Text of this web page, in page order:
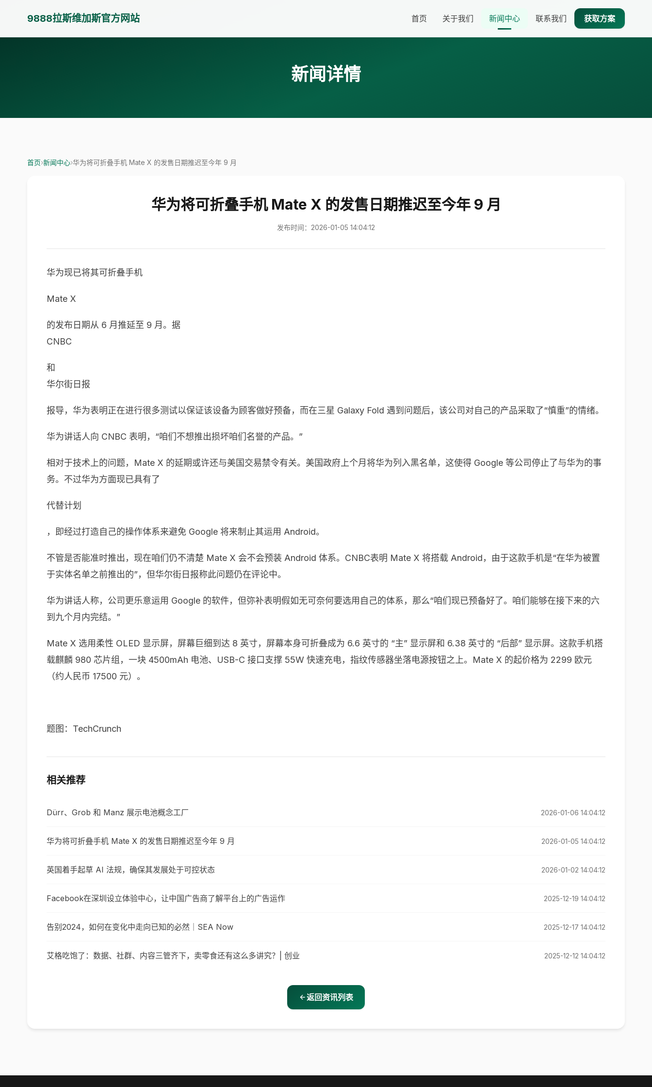
9888拉斯维加斯官方网站 首页 关于我们 新闻中心 联系我们 获取方案
新闻详情
首页›新闻中心›华为将可折叠手机 Mate X 的发售日期推迟至今年 9 月
华为将可折叠手机 Mate X 的发售日期推迟至今年 9 月
发布时间：2026-01-05 14:04:12
华为现已将其可折叠手机
Mate X
的发布日期从 6 月推延至 9 月。据
CNBC
和
华尔街日报
报导，华为表明正在进行很多测试以保证该设备为顾客做好预备，而在三星 Galaxy Fold 遇到问题后，该公司对自己的产品采取了“慎重”的情绪。
华为讲话人向 CNBC 表明，“咱们不想推出损坏咱们名誉的产品。”
相对于技术上的问题，Mate X 的延期或许还与美国交易禁令有关。美国政府上个月将华为列入黑名单，这使得 Google 等公司停止了与华为的事
务。不过华为方面现已具有了
代替计划
，即经过打造自己的操作体系来避免 Google 将来制止其运用 Android。
不管是否能准时推出，现在咱们仍不清楚 Mate X 会不会预装 Android 体系。CNBC表明 Mate X 将搭载 Android，由于这款手机是“在华为被置
于实体名单之前推出的”，但华尔街日报称此问题仍在评论中。
华为讲话人称，公司更乐意运用 Google 的软件，但弥补表明假如无可奈何要选用自己的体系，那么“咱们现已预备好了。咱们能够在接下来的六
到九个月内完结。”
Mate X 选用柔性 OLED 显示屏，屏幕巨细到达 8 英寸，屏幕本身可折叠成为 6.6 英寸的 “主” 显示屏和 6.38 英寸的 “后部” 显示屏。这款手机搭
载麒麟 980 芯片组，一块 4500mAh 电池、USB-C 接口支撑 55W 快速充电，指纹传感器坐落电源按钮之上。Mate X 的起价格为 2299 欧元
（约人民币 17500 元）。
题图：TechCrunch
相关推荐
Dürr、Grob 和 Manz 展示电池概念工厂 2026-01-06 14:04:12
华为将可折叠手机 Mate X 的发售日期推迟至今年 9 月 2026-01-05 14:04:12
英国着手起草 AI 法规，确保其发展处于可控状态 2026-01-02 14:04:12
Facebook在深圳设立体验中心，让中国广告商了解平台上的广告运作 2025-12-19 14:04:12
告别2024，如何在变化中走向已知的必然｜SEA Now 2025-12-17 14:04:12
艾格吃饱了：数据、社群、内容三管齐下，卖零食还有这么多讲究？| 创业 2025-12-12 14:04:12
返回资讯列表